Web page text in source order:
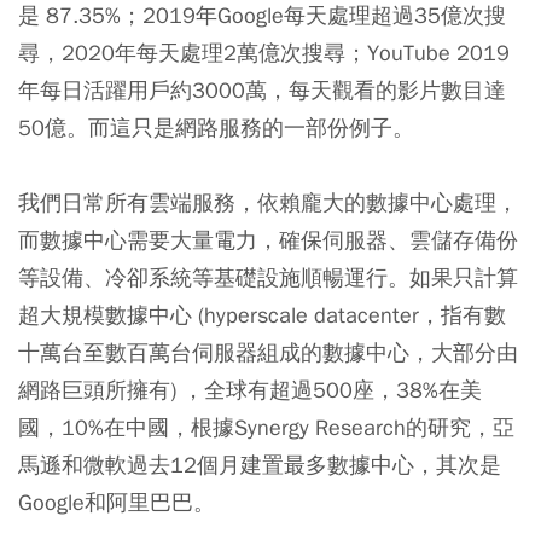
是 87.35%；2019年Google每天處理超過35億次搜
尋，2020年每天處理2萬億次搜尋；YouTube 2019
年每日活躍用戶約3000萬，每天觀看的影片數目達
50億。而這只是網路服務的一部份例子。
我們日常所有雲端服務，依賴龐大的數據中心處理，
而數據中心需要大量電力，確保伺服器、雲儲存備份
等設備、冷卻系統等基礎設施順暢運行。如果只計算
超大規模數據中心 (hyperscale datacenter，指有數
十萬台至數百萬台伺服器組成的數據中心，大部分由
網路巨頭所擁有) ，全球有超過500座，38%在美
國，10%在中國，根據Synergy Research的研究，亞
馬遜和微軟過去12個月建置最多數據中心，其次是
Google和阿里巴巴。